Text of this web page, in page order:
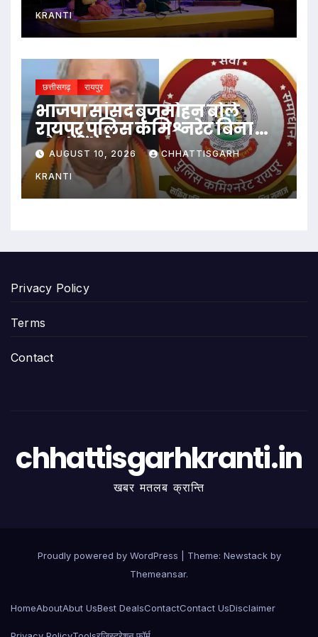
KRANTI
छत्तीसगढ़ रायपुर
भाजपा सांसद बृजमोहन बोले
रायपुर पुलिस कमिश्नरेट बिना दांत
और सींग के
AUGUST 10, 2026 CHHATTISGARH
KRANTI
Privacy Policy
Terms
Contact
chhattisgarhkranti.in
खबर मतलब क्रान्ति
Proudly powered by WordPress Theme: Newstackby
Themeansar.
HomeAboutAbut UsBest DealsContactContact UsDisclaimer